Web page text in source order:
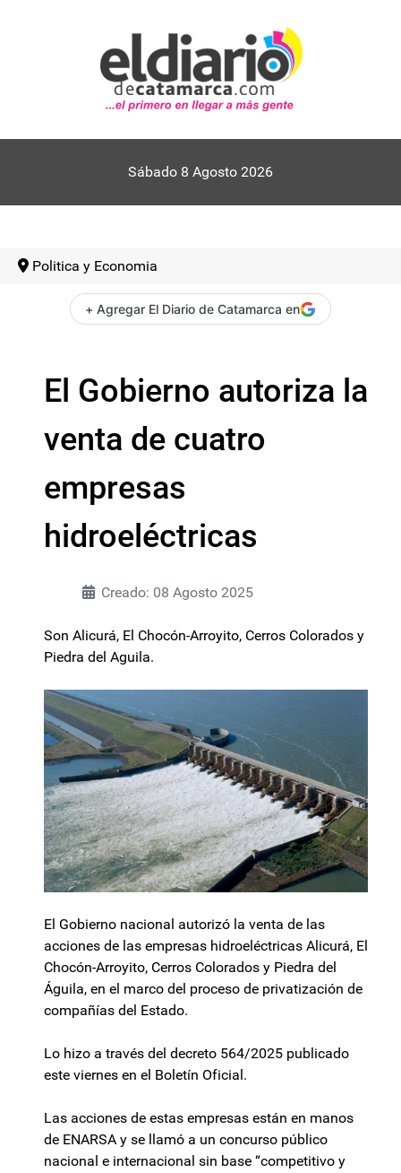
Sábado 8 Agosto 2026
Politica y Economia
+ Agregar El Diario de Catamarca en
El Gobierno autoriza la
venta de cuatro
empresas
hidroeléctricas
Creado: 08 Agosto 2025
Son Alicurá, El Chocón-Arroyito, Cerros Colorados y
Piedra del Aguila.
El Gobierno nacional autorizó la venta de las
acciones de las empresas hidroeléctricas Alicurá, El
Chocón-Arroyito, Cerros Colorados y Piedra del
Águila, en el marco del proceso de privatización de
compañías del Estado.
Lo hizo a través del decreto 564/2025 publicado
este viernes en el Boletín Oficial.
Las acciones de estas empresas están en manos
de ENARSA y se llamó a un concurso público
nacional e internacional sin base “competitivo y